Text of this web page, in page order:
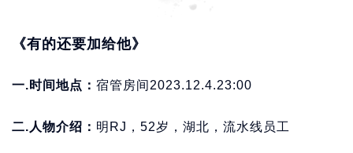
《有的还要加给他》
一.时间地点： 宿管房间2023.12.4.23:00
二.人物介绍： 明RJ，52岁，湖北，流水线员工